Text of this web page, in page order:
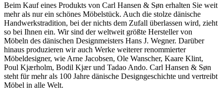
Beim Kauf eines Produkts von Carl Hansen & Søn erhalten Sie weit
mehr als nur ein schönes Möbelstück. Auch die stolze dänische
Handwerkstradition, bei der nichts dem Zufall überlassen wird, zieht
so bei Ihnen ein. Wir sind der weltweit größte Hersteller von
Möbeln des dänischen Designmeisters Hans J. Wegner. Darüber
hinaus produzieren wir auch Werke weiterer renommierter
Möbeldesigner, wie Arne Jacobsen, Ole Wanscher, Kaare Klint,
Poul Kjærholm, Bodil Kjær und Tadao Ando. Carl Hansen & Søn
steht für mehr als 100 Jahre dänische Designgeschichte und vertreibt
Möbel in alle Welt.